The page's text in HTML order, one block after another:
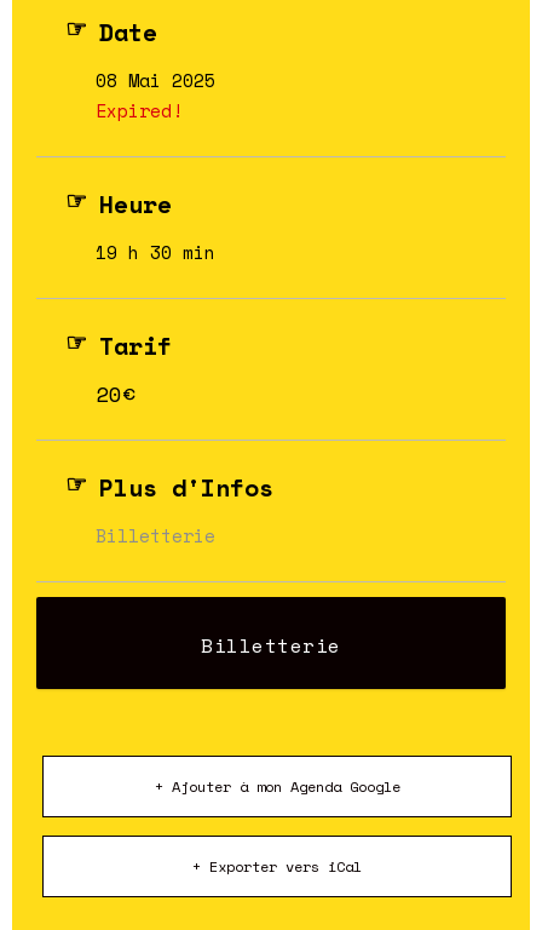
Date
08 Mai 2025
Expired!
Heure
19 h 30 min
Tarif
20€
Plus d'Infos
Billetterie
Billetterie
+ Ajouter à mon Agenda Google
+ Exporter vers iCal